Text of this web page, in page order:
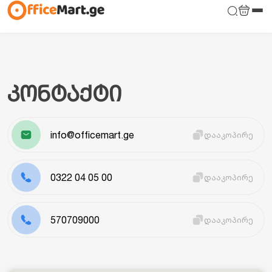
კონტაქტი
info@officemart.ge დააკოპირე
0322 04 05 00 დააკოპირე
570709000 დააკოპირე